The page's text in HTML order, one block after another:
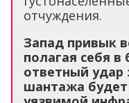
отчуждения.
Запад привык
полагая себя в
ответный удар
шантажа будет